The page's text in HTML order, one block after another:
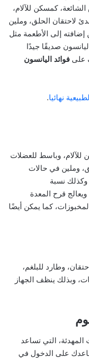
كمسكن للآلام،
لاحتقان الحلق، وملين
إضافته إلى الأطعمة مثل
صديقًا جيدًا
على فوائد اليانسون
نهائيا.
للآلام، وباسط للعضلات
وملين في حالات
وكذلك نسبة
قرح المعدة
كما يمكن أيضًا
وطارد للبلغم،
وبذلك ينظف الجهاز
التي تساعد
على الدخول في